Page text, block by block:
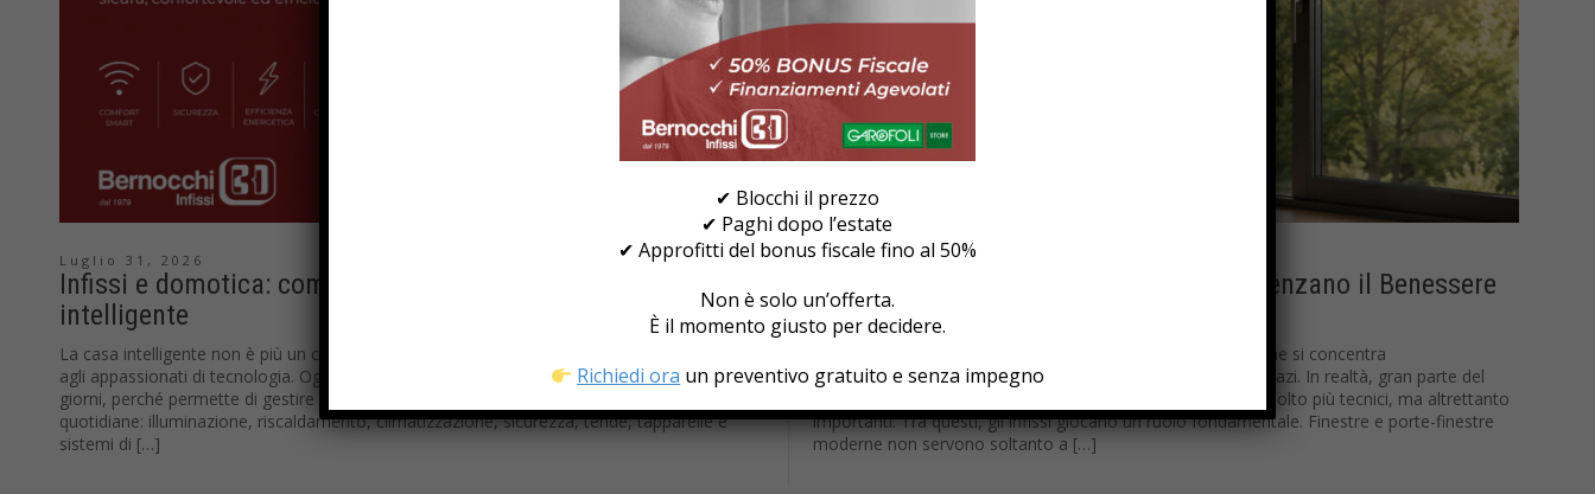
Luglio 31, 2026
Infissi e domotica: come rendere le finestre parte della casa
intelligente
La casa intelligente non è più un concetto riservato alle abitazioni di nuova generazione o
agli appassionati di tecnologia. Oggi la domotica è sempre più presente nelle case di tutti i
giorni, perché permette di gestire in modo più semplice, sicuro ed efficiente molte funzioni
quotidiane: illuminazione, riscaldamento, climatizzazione, sicurezza, tende, tapparelle e
sistemi di […]
Maggio 15, 2026
Comfort Abitativo: Come gli Infissi Influenzano il Benessere
in Casa
Quando si pensa al benessere domestico, spesso l’attenzione si concentra
sull’arredamento, sui colori delle pareti o sulla scelta degli spazi. In realtà, gran parte del
comfort che percepiamo ogni giorno dipende da elementi molto più tecnici, ma altrettanto
importanti. Tra questi, gli infissi giocano un ruolo fondamentale. Finestre e porte-finestre
moderne non servono soltanto a […]
✔ Blocchi il prezzo
✔ Paghi dopo l’estate
✔ Approfitti del bonus fiscale fino al 50%
Non è solo un’offerta.
È il momento giusto per decidere.
Richiedi ora un preventivo gratuito e senza impegno